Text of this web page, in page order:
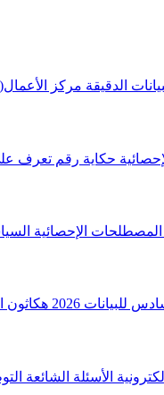
الدقيقة مركز
حكاية رقم تعرف
الإحصائية
للبيانات 2026 هكاثون
الأسئلة الشائعة